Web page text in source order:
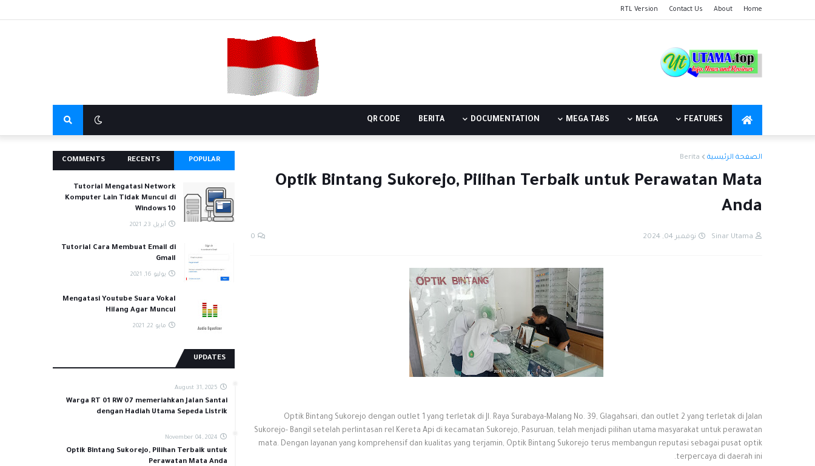
Home
About
Contact Us
RTL Version
FEATURES
MEGA
MEGA TABS
DOCUMENTATION
BERITA
QR CODE
الصفحة الرئيسية Berita
Optik Bintang Sukorejo, Pilihan Terbaik untuk Perawatan Mata
Anda
Sinar Utama نوفمبر 04, 2024 0
Optik Bintang Sukorejo dengan outlet 1 yang terletak di Jl. Raya Surabaya-Malang No. 39, Glagahsari, dan outlet 2 yang terletak di Jalan
Sukorejo- Bangil setelah perlintasan rel Kereta Api di kecamatan Sukorejo, Pasuruan, telah menjadi pilihan utama masyarakat untuk perawatan
mata. Dengan layanan yang komprehensif dan kualitas yang terjamin, Optik Bintang Sukorejo terus membangun reputasi sebagai pusat optik
terpercaya di daerah ini.
POPULAR
RECENTS
COMMENTS
Tutorial Mengatasi Network
Komputer Lain Tidak Muncul di
Windows 10
أبريل 23, 2021
Tutorial Cara Membuat Email di
Gmail
يوليو 16, 2021
Mengatasi Youtube Suara Vokal
Hilang Agar Muncul
مايو 22, 2021
UPDATES
August 31, 2025
Warga RT 01 RW 07 memeriahkan Jalan Santai
dengan Hadiah Utama Sepeda Listrik
November 04, 2024
Optik Bintang Sukorejo, Pilihan Terbaik untuk
Perawatan Mata Anda